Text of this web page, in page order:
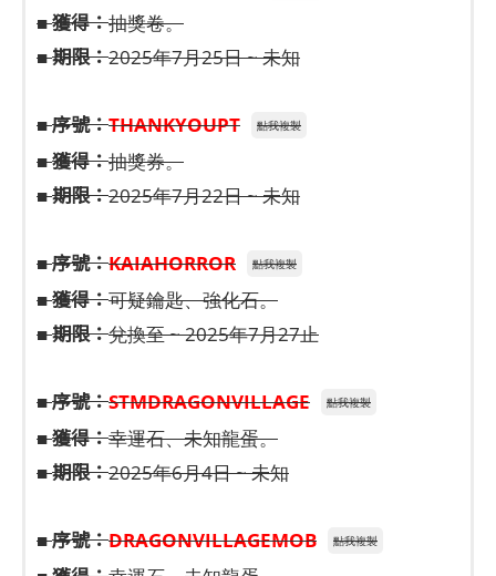
■獲得：抽獎卷。
■期限：2025年7月25日 ~ 未知
■序號：THANKYOUPT 點我複製
■獲得：抽獎券。
■期限：2025年7月22日 ~ 未知
■序號：KAIAHORROR 點我複製
■獲得：可疑鑰匙、強化石。
■期限：兌換至 ~ 2025年7月27止
■序號：STMDRAGONVILLAGE 點我複製
■獲得：幸運石、未知龍蛋。
■期限：2025年6月4日 ~ 未知
■序號：DRAGONVILLAGEMOB 點我複製